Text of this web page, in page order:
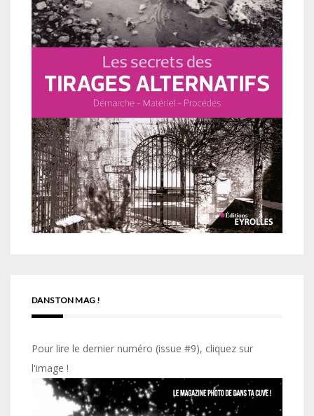
DANS TON MAG !
Pour lire le dernier numéro (issue #9), cliquez sur
l'image !